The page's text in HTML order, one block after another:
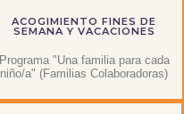
ACOGIMIENTO FINES DE
SEMANA Y VACACIONES
Programa "Una familia para cada
niño/a" (Familias Colaboradoras)